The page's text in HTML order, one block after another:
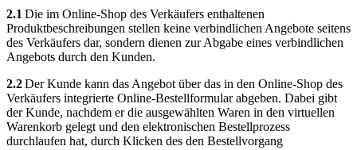
2.1Die im Online-Shop des Verkäufers enthaltenen
Produktbeschreibungen stellen keine verbindlichen Angebote seitens
des Verkäufers dar, sondern dienen zur Abgabe eines verbindlichen
Angebots durch den Kunden.
2.2Der Kunde kann das Angebot über das in den Online-Shop des
Verkäufers integrierte Online-Bestellformular abgeben. Dabei gibt
der Kunde, nachdem er die ausgewählten Waren in den virtuellen
Warenkorb gelegt und den elektronischen Bestellprozess
durchlaufen hat, durch Klicken des den Bestellvorgang